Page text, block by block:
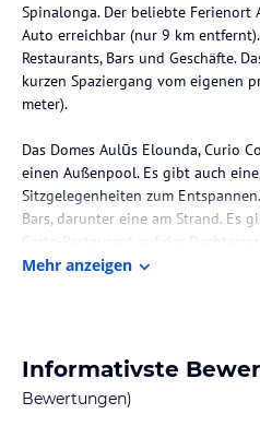
Spinalonga. Der beliebte
Auto erreichbar (nur 9 km
Restaurants, Bars und Geschäfte.
kurzen Spaziergang vom eigenen
meter).
Das Domes Aulūs Elounda, Curio
einen Außenpool. Es gibt auch
Sitzgelegenheiten zum
Bars, darunter eine am Strand. Es
Carte-Restaurant auf der
spezialisiert ist, und ein
zu denen ein beheizter Innenpool,
Schönheitsanwendungen gehören.
dass 24 Stunden geoeffnet it. Das
Mehr anzeigen
Informativste
Bewertungen)